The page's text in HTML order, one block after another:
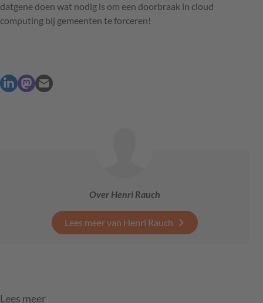
datgene doen wat nodig is om een doorbraak in cloud
computing bij gemeenten te forceren!
Over Henri Rauch
Lees meer van Henri Rauch
Lees meer